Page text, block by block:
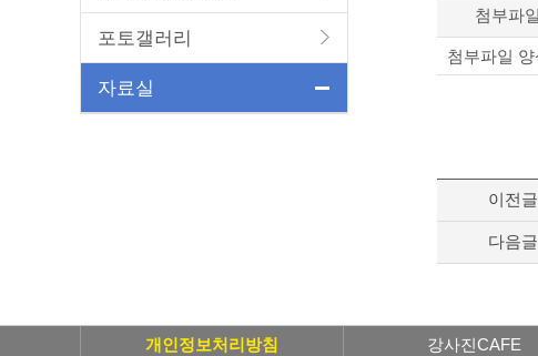
포토갤러리
자료실
첨부파일
첨부파일
이전글
다음글
개인정보처리방침 강사진CAFE